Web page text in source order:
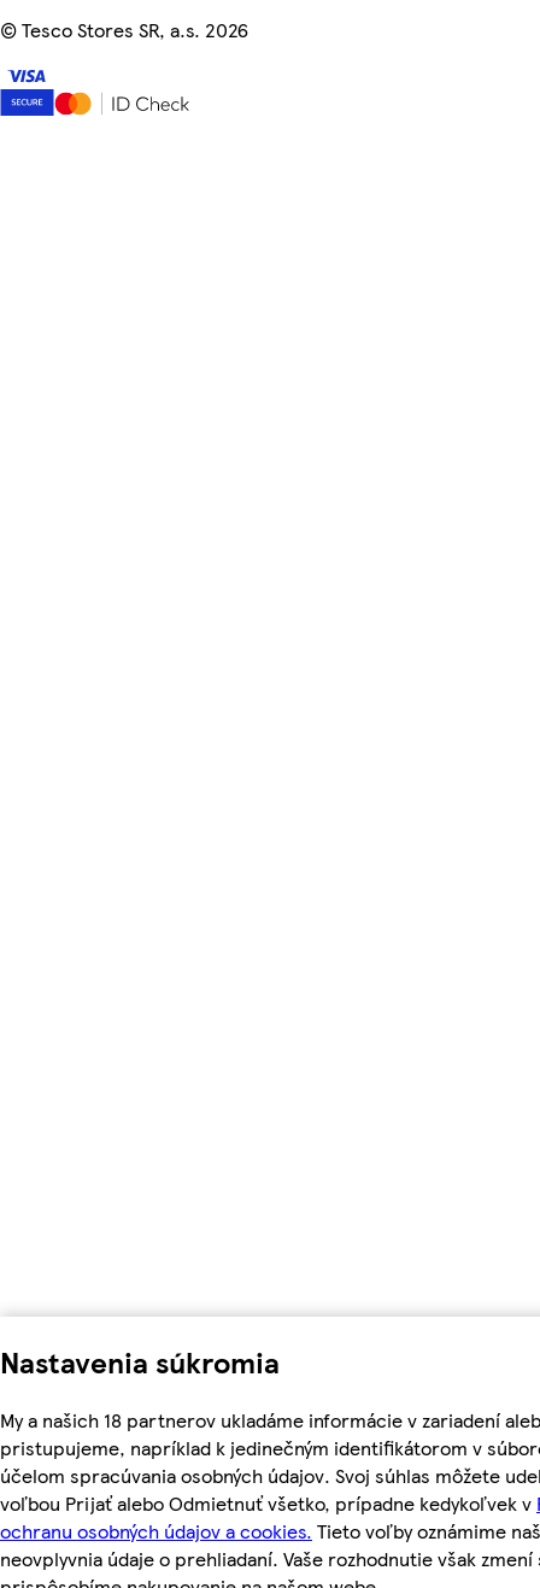
Nastavenia súkromia
My a našich 18 partnerov ukladáme informácie v zariadení
pristupujeme, napríklad k jedinečným identifikátorom v
účelom spracúvania osobných údajov. Svoj súhlas môžete
voľbou Prijať alebo Odmietnuť všetko, prípadne kedykoľvek v
ochranu osobných údajov a cookies. Tieto voľby oznámime
neovplyvnia údaje o prehliadaní. Vaše rozhodnutie však zmení
©Tesco Stores SR, a.s. 2026